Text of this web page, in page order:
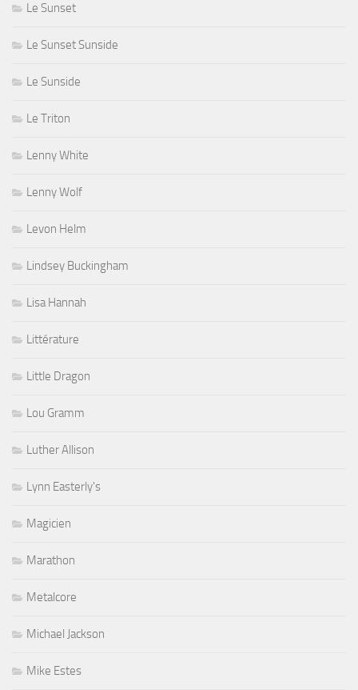
Le Sunset
Le Sunset Sunside
Le Sunside
Le Triton
Lenny White
Lenny Wolf
Levon Helm
Lindsey Buckingham
Lisa Hannah
Littérature
Little Dragon
Lou Gramm
Luther Allison
Lynn Easterly's
Magicien
Marathon
Metalcore
Michael Jackson
Mike Estes